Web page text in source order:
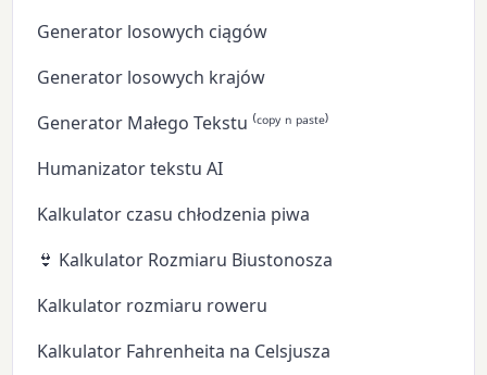
Generator losowych ciągów
Generator losowych krajów
Generator Małego Tekstu ⁽ᶜᵒᵖʸ ⁿ ᵖᵃˢᵗᵉ⁾
Humanizator tekstu AI
Kalkulator czasu chłodzenia piwa
👙 Kalkulator Rozmiaru Biustonosza
Kalkulator rozmiaru roweru
Kalkulator Fahrenheita na Celsjusza